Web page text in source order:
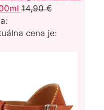
14,90€
cena je: